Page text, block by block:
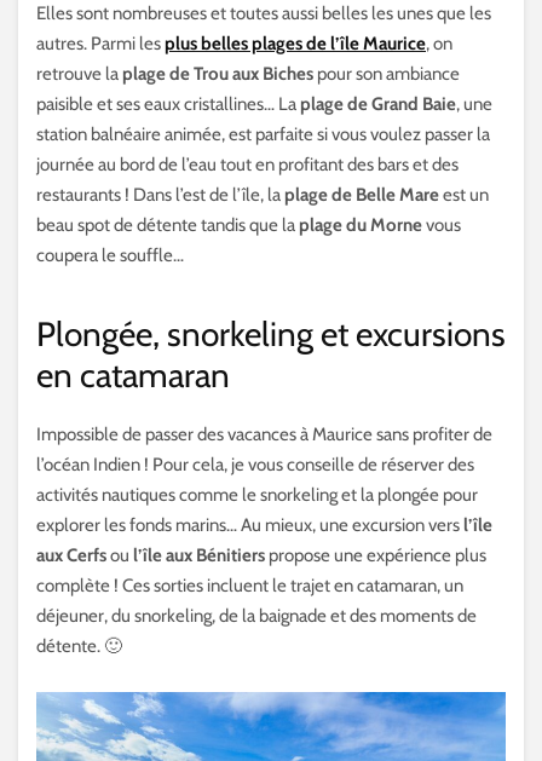
Elles sont nombreuses et toutes aussi belles les unes que les
autres. Parmi lesplus belles plages de l’île Maurice, on
retrouve la plage de Trou aux Biches pour son ambiance
paisible et ses eaux cristallines… La plage de Grand Baie, une
station balnéaire animée, est parfaite si vous voulez passer la
journée au bord de l’eau tout en profitant des bars et des
restaurants ! Dans l’est de l’île, la plage de Belle Mareest un
beau spot de détente tandis que la plage du Mornevous
coupera le souffle…
Plongée, snorkeling et excursions
en catamaran
Impossible de passer des vacances à Maurice sans profiter de
l’océan Indien ! Pour cela, je vous conseille de réserver des
activités nautiques comme le snorkeling et la plongée pour
explorer les fonds marins… Au mieux, une excursion vers l’île
aux Cerfsou l’île aux Bénitiers propose une expérience plus
complète ! Ces sorties incluent le trajet en catamaran, un
déjeuner, du snorkeling, de la baignade et des moments de
détente. 🙂